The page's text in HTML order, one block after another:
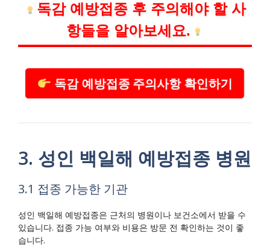
독감 예방접종 후 주의해야 할 사
항들을 알아보세요.
독감 예방접종 주의사항 확인하기
3. 성인 백일해 예방접종 병원
3.1 접종 가능한 기관
성인 백일해 예방접종은 근처의 병원이나 보건소에서 받을 수
있습니다. 접종 가능 여부와 비용은 방문 전 확인하는 것이 좋
습니다.